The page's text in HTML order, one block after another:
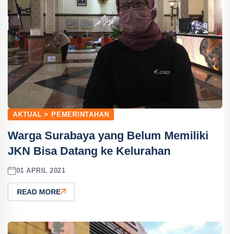
AKTUAL > PEMERINTAHAN
Warga Surabaya yang Belum Memiliki
JKN Bisa Datang ke Kelurahan
01 APRIL 2021
READ MORE